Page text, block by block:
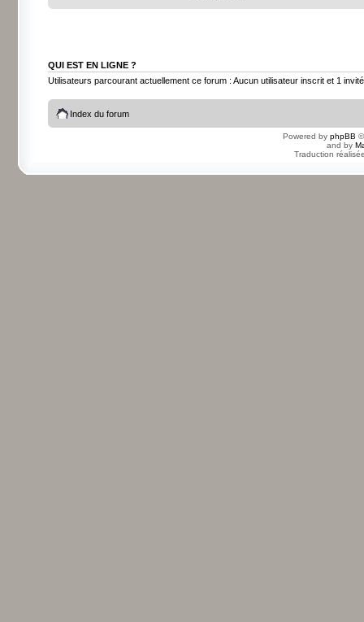
QUI EST EN LIGNE ?
Utilisateurs parcourant actuellement ce forum : Aucun utilisateur inscrit et 1 invité
Index du forum
Powered by phpBB
and by
Traduction